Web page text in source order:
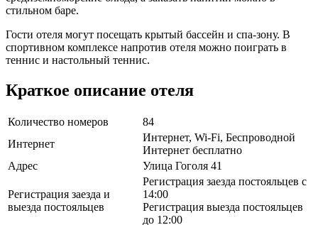
стильном баре.
Гости отеля могут посещать крытый бассейн и спа-зону. В
спортивном комплексе напротив отеля можно поиграть в
теннис и настольный теннис.
Краткое описание отеля
Количество номеров
84
Интернет
Интернет, Wi-Fi, Беспроводной
Интернет бесплатно
Адрес
Улица Гоголя 41
Регистрация заезда и
выезда постояльцев
Регистрация заезда постояльцев с
14:00
Регистрация выезда постояльцев
до 12:00